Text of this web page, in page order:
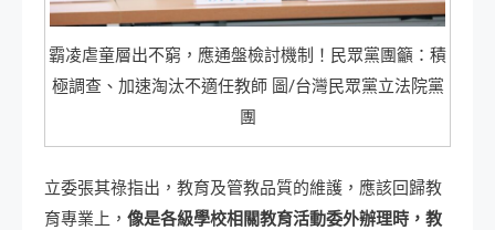
霸凌虐童層出不窮，應通盤檢討機制！民眾黨團籲：積
極調查、加速淘汰不適任教師 圖/台灣民眾黨立法院黨
團
立委張其祿指出，教育及管教品質的維護，應該回歸教
育專業上， 像是各級學校相關教育活動委外辦理時，教